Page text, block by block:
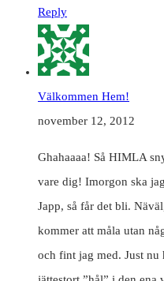
Reply
Välkommen Hem!
november 12, 2012
Ghahaaaa! Så HIMLA
vare dig! Imorgon ska
Japp, så får det bli.
kommer att måla utan
och fint jag med. Just nu